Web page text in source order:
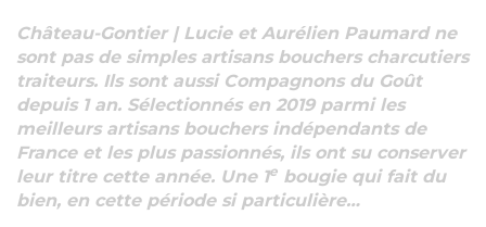
Château-Gontier | Lucie et Aurélien Paumard ne
sont pas de simples artisans bouchers charcutiers
traiteurs. Ils sont aussi Compagnons du Goût
depuis 1 an. Sélectionnés en 2019 parmi les
meilleurs artisans bouchers indépendants de
France et les plus passionnés, ils ont su conserver
leur titre cette année. Une 1e bougie qui fait du
bien, en cette période si particulière…